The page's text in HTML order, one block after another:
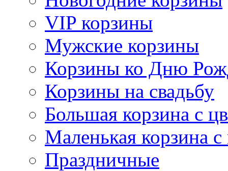
VIP корзины
Мужские корзины
Корзины ко Дню
Корзины на свадьбу
Большая корзина с
Маленькая корзина
Праздничные